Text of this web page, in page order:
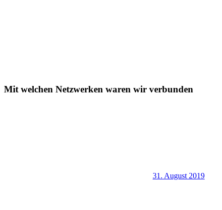
Mit welchen Netzwerken waren wir verbunden
31. August 2019